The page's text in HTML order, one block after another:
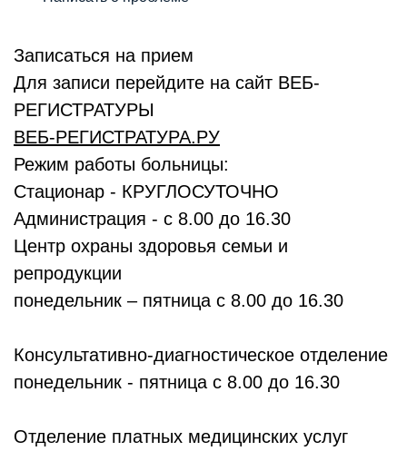
Записаться на прием
Для записи перейдите на сайт ВЕБ-
РЕГИСТРАТУРЫ
ВЕБ-РЕГИСТРАТУРА.РУ
Режим работы больницы:
Стационар - КРУГЛОСУТОЧНО
Администрация - с 8.00 до 16.30
Центр охраны здоровья семьи и
репродукции
понедельник – пятница с 8.00 до 16.30
Консультативно-диагностическое отделение
понедельник - пятница с 8.00 до 16.30
Отделение платных медицинских услуг